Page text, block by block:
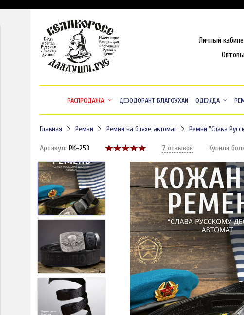
Личный
РАСПРОДАЖА ДЕЗОДОРАНТ БЛАГОУХАЙ ОДЕЖДА
Главная Ремни Ремни на бляхе-автомат Ремни "Слава
Артикул: PK-253 7 отзывов Купили